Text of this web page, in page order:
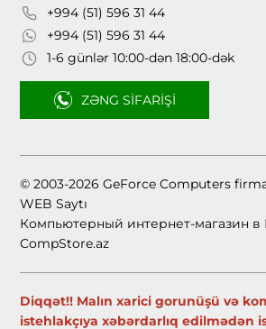
+994 (51) 596 31 44
+994 (51) 596 31 44
1-6 günlər 10:00-dən 18:00-dək
ZƏNG SIFARIŞI
© 2003-2026 GeForce Computers
WEB Saytı
Компьютерный интернет-магазин в
CompStore.az
Diqqət!! Malın xarici gorunüşü və
istehlakçıya xəbərdarlıq edilmədən